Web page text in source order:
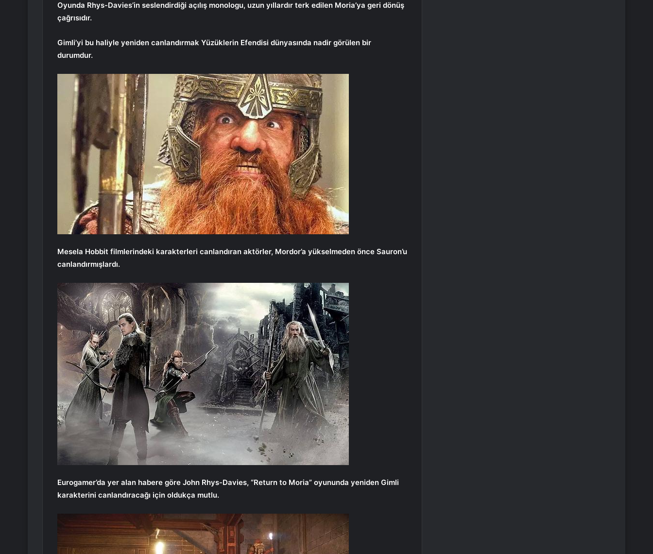
Oyunda Rhys-Davies’in seslendirdiği açılış monologu, uzun yıllardır terk edilen Moria’ya geri dönüş
çağrısıdır.
Gimli’yi bu haliyle yeniden canlandırmak Yüzüklerin Efendisi dünyasında nadir görülen bir
durumdur.
Mesela Hobbit filmlerindeki karakterleri canlandıran aktörler, Mordor’a yükselmeden önce Sauron’u
canlandırmışlardı.
Eurogamer’da yer alan habere göre John Rhys-Davies, “Return to Moria” oyununda yeniden Gimli
karakterini canlandıracağı için oldukça mutlu.